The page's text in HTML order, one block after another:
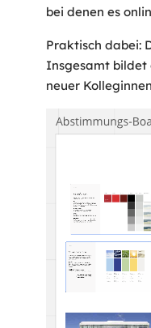
bei denen es
Praktisch dabei:
Insgesamt bildet
neuer